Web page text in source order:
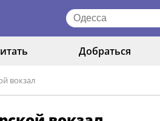
Добраться
вокзал